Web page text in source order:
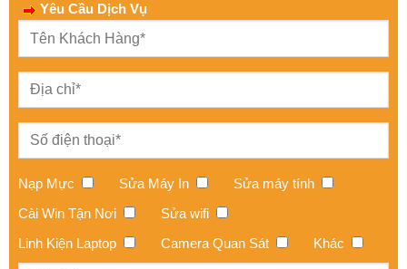
Yêu Cầu Dịch Vụ
Nạp Mực Sửa Máy In
Sửa máy tính
Cài Win Tận Nơi
Sửa wifi
Linh Kiện Laptop
Camera Quan Sát Khác